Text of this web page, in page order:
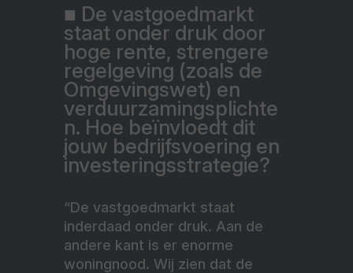
■ De vastgoedmarkt
staat onder druk door
hoge rente, strengere
regelgeving (zoals de
Omgevingswet) en
verduurzamingsplichte
n. Hoe beïnvloedt dit
jouw bedrijfsvoering en
investeringsstrategie?
“De vastgoedmarkt staat
inderdaad onder druk. Aan de
andere kant is er enorme
woningnood. Wij zien dat de